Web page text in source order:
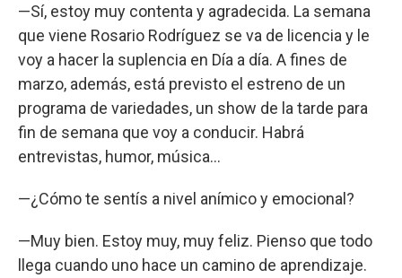
—Sí, estoy muy contenta y agradecida. La semana
que viene Rosario Rodríguez se va de licencia y le
voy a hacer la suplencia en Día a día. A fines de
marzo, además, está previsto el estreno de un
programa de variedades, un show de la tarde para
fin de semana que voy a conducir. Habrá
entrevistas, humor, música…
—¿Cómo te sentís a nivel anímico y emocional?
—Muy bien. Estoy muy, muy feliz. Pienso que todo
llega cuando uno hace un camino de aprendizaje.